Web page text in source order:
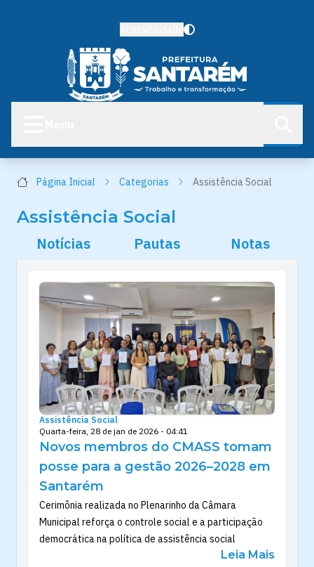
Página Inicial Categorias Assistência Social
Assistência Social
Notícias Pautas Notas
Assistência Social
Quarta-feira, 28 de jan de 2026 - 04:41
Novos membros do CMASS tomam
posse para a gestão 2026–2028 em
Santarém
Cerimônia realizada no Plenarinho da Câmara
Municipal reforça o controle social e a participação
democrática na política de assistência social
Leia Mais